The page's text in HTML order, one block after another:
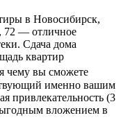
в Новосибирск,
72 — отличное
Сдача дома
квартир
чему вы сможете
именно вашим
привлекательность (3
вложением в